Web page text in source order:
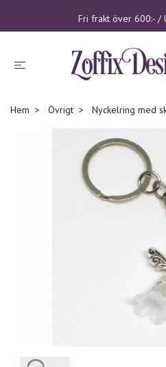
Fri frakt över 600:- /
Hem Övrigt Nyckelring med